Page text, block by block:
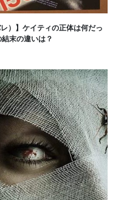
）】ケイティの正体は何だっ
末の違いは？